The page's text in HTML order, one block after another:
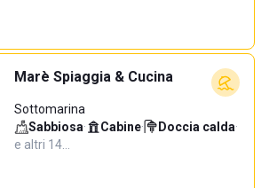
Marè Spiaggia & Cucina
Sottomarina
Sabbiosa· Cabine· Doccia calda·
e altri 14…